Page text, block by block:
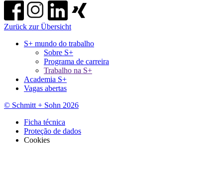
Zurück zur Übersicht
S+ mundo do trabalho
Sobre S+
Programa de carreira
Trabalho na S+
Academia S+
Vagas abertas
© Schmitt + Sohn 2026
Ficha técnica
Proteção de dados
Cookies